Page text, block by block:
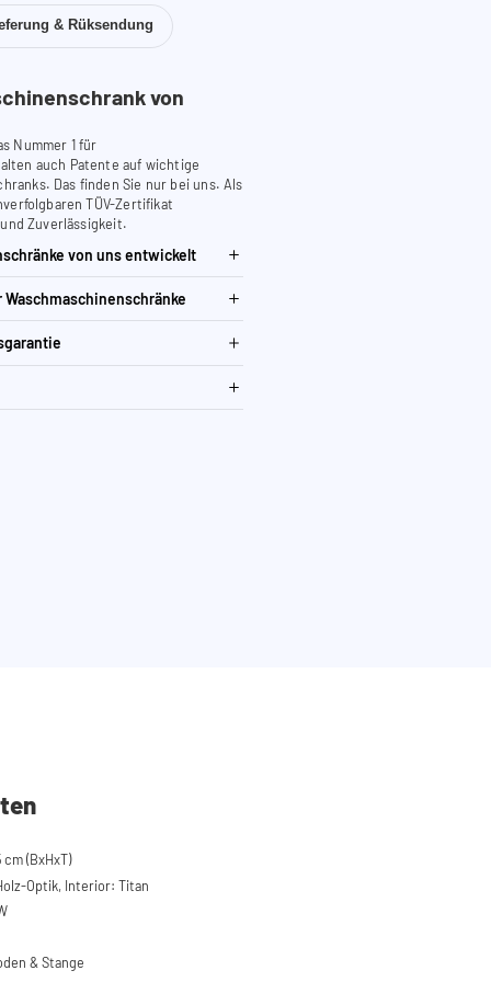
& Rüksendung
von
Nummer 1 für
auch Patente auf wichtige
Das finden Sie nur bei uns. Als
TÜV-Zertifikat
Zuverlässigkeit.
von uns entwickelt
(BxHxT)
Optik, Interior: Titan
& Stange